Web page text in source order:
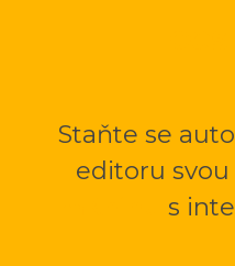
Staňte se
editoru svou
s